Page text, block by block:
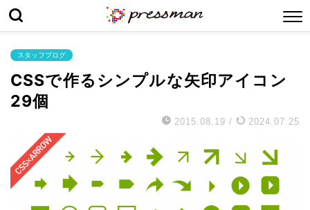
スタッフブログ
CSSで作るシンプルな矢印アイコン
29個
2015.08.19 / 2024.07.25